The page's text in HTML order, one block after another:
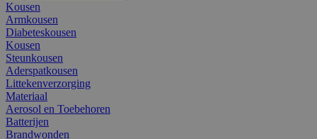
Kousen
Armkousen
Diabeteskousen
Kousen
Steunkousen
Aderspatkousen
Littekenverzorging
Materiaal
Aerosol en Toebehoren
Batterijen
Brandwonden